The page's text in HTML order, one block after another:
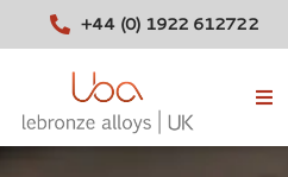
+44 (0) 1922 612722